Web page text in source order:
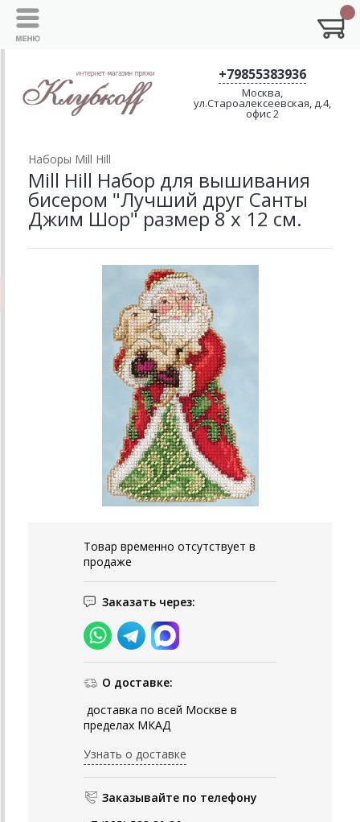
+79855383936
Москва,
ул.Староалексеевская, д.4,
офис 2
Наборы Mill Hill
Mill Hill Набор для вышивания
бисером "Лучший друг Санты
Джим Шор" размер 8 х 12 см.
Товар временно отсутствует в
продаже
Заказать через:
О доставке:
доставка по всей Москве в
пределах МКАД
Узнать о доставке
Заказывайте по телефону